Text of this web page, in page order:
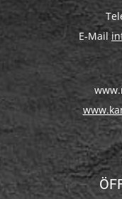
E-Mail